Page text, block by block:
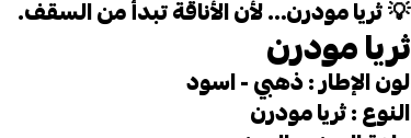
💡ثريا مودرن… لأن الأناقة تبدأ من السقف.
ثريا مودرن
لون الإطار : ذهبي - اسود
النوع : ثريا مودرن